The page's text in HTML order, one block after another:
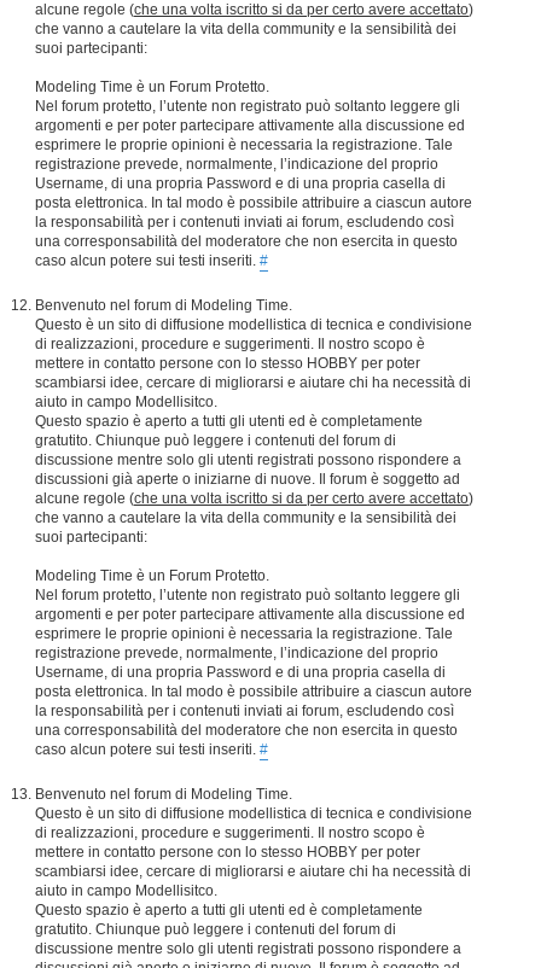
alcune regole (che una volta iscritto si da per certo avere accettato)
che vanno a cautelare la vita della community e la sensibilità dei
suoi partecipanti:
Modeling Time è un Forum Protetto.
Nel forum protetto, l’utente non registrato può soltanto leggere gli
argomenti e per poter partecipare attivamente alla discussione ed
esprimere le proprie opinioni è necessaria la registrazione. Tale
registrazione prevede, normalmente, l’indicazione del proprio
Username, di una propria Password e di una propria casella di
posta elettronica. In tal modo è possibile attribuire a ciascun autore
la responsabilità per i contenuti inviati ai forum, escludendo così
una corresponsabilità del moderatore che non esercita in questo
caso alcun potere sui testi inseriti. #
Benvenuto nel forum di Modeling Time.
Questo è un sito di diffusione modellistica di tecnica e condivisione
di realizzazioni, procedure e suggerimenti. Il nostro scopo è
mettere in contatto persone con lo stesso HOBBY per poter
scambiarsi idee, cercare di migliorarsi e aiutare chi ha necessità di
aiuto in campo Modellisitco.
Questo spazio è aperto a tutti gli utenti ed è completamente
gratutito. Chiunque può leggere i contenuti del forum di
discussione mentre solo gli utenti registrati possono rispondere a
discussioni già aperte o iniziarne di nuove. Il forum è soggetto ad
alcune regole (che una volta iscritto si da per certo avere accettato)
che vanno a cautelare la vita della community e la sensibilità dei
suoi partecipanti:
Modeling Time è un Forum Protetto.
Nel forum protetto, l’utente non registrato può soltanto leggere gli
argomenti e per poter partecipare attivamente alla discussione ed
esprimere le proprie opinioni è necessaria la registrazione. Tale
registrazione prevede, normalmente, l’indicazione del proprio
Username, di una propria Password e di una propria casella di
posta elettronica. In tal modo è possibile attribuire a ciascun autore
la responsabilità per i contenuti inviati ai forum, escludendo così
una corresponsabilità del moderatore che non esercita in questo
caso alcun potere sui testi inseriti. #
Benvenuto nel forum di Modeling Time.
Questo è un sito di diffusione modellistica di tecnica e condivisione
di realizzazioni, procedure e suggerimenti. Il nostro scopo è
mettere in contatto persone con lo stesso HOBBY per poter
scambiarsi idee, cercare di migliorarsi e aiutare chi ha necessità di
aiuto in campo Modellisitco.
Questo spazio è aperto a tutti gli utenti ed è completamente
gratutito. Chiunque può leggere i contenuti del forum di
discussione mentre solo gli utenti registrati possono rispondere a